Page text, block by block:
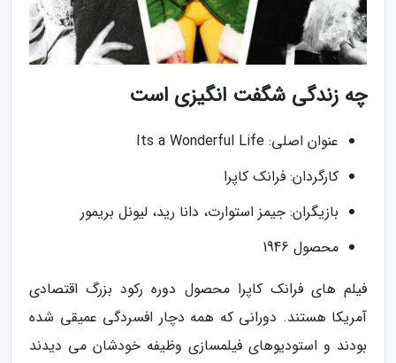
چه زندگی شگفت انگیزی است
عنوان اصلی: Its a Wonderful Life
کارگردان: فرانک کاپرا
بازیگران: جیمز استوارت، دانا رید، لیونل بریمور
محصول 1946
فیلم های فرانک کاپرا محصول دوره رکود بزرگ اقتصادی
آمریکا هستند. دورانی که همه دچار افسردگی عمیقی شده
بودند و استودیوهای فیلمسازی وظیفه خودشان می دیدند